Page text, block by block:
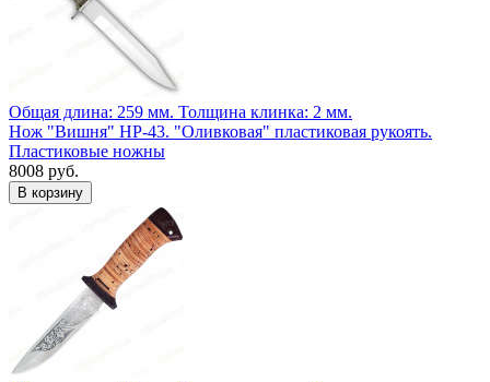
Общая длина: 259 мм. Толщина клинка: 2 мм.
Нож "Вишня" НР-43. "Оливковая" пластиковая рукоять.
Пластиковые ножны
8008 руб.